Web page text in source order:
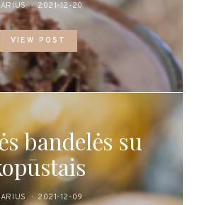
2021-12-20
VIEW POST
bandelės su
2021-12-09